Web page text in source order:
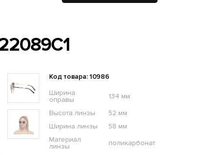
Код товара: 10986
Ширина
оправы
134 мм
Высота линзы
52 мм
Ширина линзы
58 мм
Материал
линзы
поликарбонат